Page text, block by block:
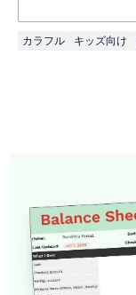
カラフル キッズ向け